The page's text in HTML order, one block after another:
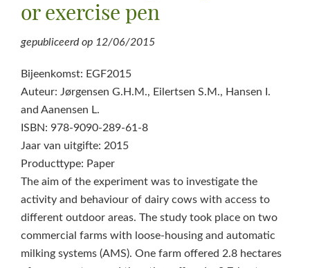
or exercise pen
gepubliceerd op 12/06/2015
Bijeenkomst: EGF2015
Auteur: Jørgensen G.H.M., Eilertsen S.M., Hansen I.
and Aanensen L.
ISBN: 978-9090-289-61-8
Jaar van uitgifte: 2015
Producttype: Paper
The aim of the experiment was to investigate the
activity and behaviour of dairy cows with access to
different outdoor areas. The study took place on two
commercial farms with loose-housing and automatic
milking systems (AMS). One farm offered 2.8 hectares